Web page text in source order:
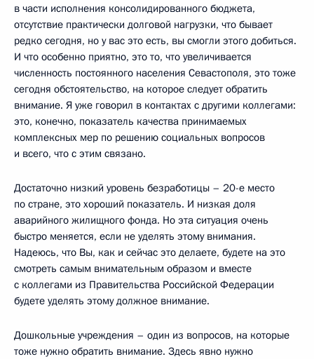
в части исполнения консолидированного бюджета,
отсутствие практически долговой нагрузки, что бывает
редко сегодня, но у вас это есть, вы смогли этого добиться.
И что особенно приятно, это то, что увеличивается
численность постоянного населения Севастополя, это тоже
сегодня обстоятельство, на которое следует обратить
внимание. Я уже говорил в контактах с другими коллегами:
это, конечно, показатель качества принимаемых
комплексных мер по решению социальных вопросов
и всего, что с этим связано.
Достаточно низкий уровень безработицы – 20-е место
по стране, это хороший показатель. И низкая доля
аварийного жилищного фонда. Но эта ситуация очень
быстро меняется, если не уделять этому внимания.
Надеюсь, что Вы, как и сейчас это делаете, будете на это
смотреть самым внимательным образом и вместе
с коллегами из Правительства Российской Федерации
будете уделять этому должное внимание.
Дошкольные учреждения – один из вопросов, на которые
тоже нужно обратить внимание. Здесь явно нужно